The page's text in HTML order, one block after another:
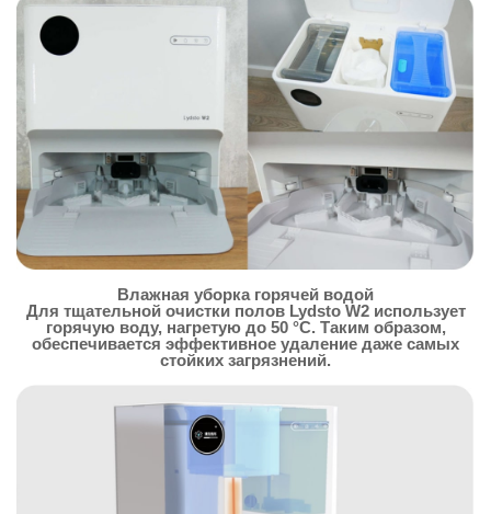
Влажная уборка горячей водой
Для тщательной очистки полов Lydsto W2 использует
горячую воду, нагретую до 50 °C. Таким образом,
обеспечивается эффективное удаление даже самых
стойких загрязнений.